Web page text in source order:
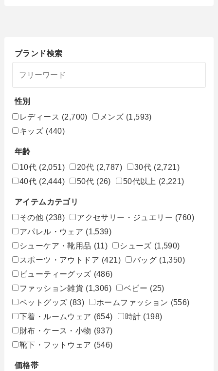
ブランド検索
性別
レディース (2,700) メンズ (1,593)
キッズ (440)
年齢
10代 (2,051) 20代 (2,787) 30代 (2,721)
40代 (2,444) 50代 (26) 50代以上 (2,221)
アイテムカテゴリ
その他 (238) アクセサリー・ジュエリー (760)
アパレル・ウェア (1,539)
シューケア・靴用品 (11) シューズ (1,590)
スポーツ・アウトドア (421) バッグ (1,350)
ビューティーグッズ (486)
ファッション雑貨 (1,306) ベビー (25)
ペットグッズ (83) ホームファッション (556)
下着・ルームウェア (654) 時計 (198)
財布・ケース・小物 (937)
靴下・フットウェア (546)
価格帯